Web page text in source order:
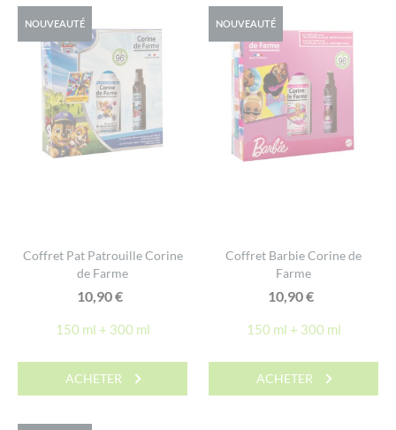
NOUVEAUTÉ
Coffret Pat Patrouille Corine
de Farme
10,90€
150 ml + 300 ml
ACHETER
NOUVEAUTÉ
Coffret Barbie Corine de
Farme
10,90€
150 ml + 300 ml
ACHETER